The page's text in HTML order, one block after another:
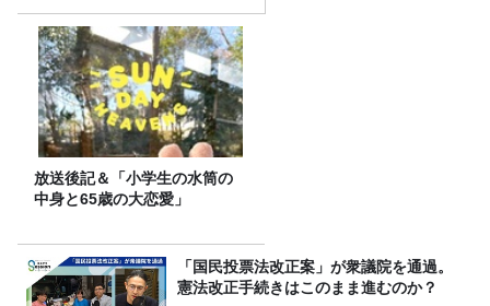
放送後記＆「小学生の水筒の
中身と65歳の大恋愛」
「国民投票法改正案」が衆議院を通過。
憲法改正手続きはこのまま進むのか？